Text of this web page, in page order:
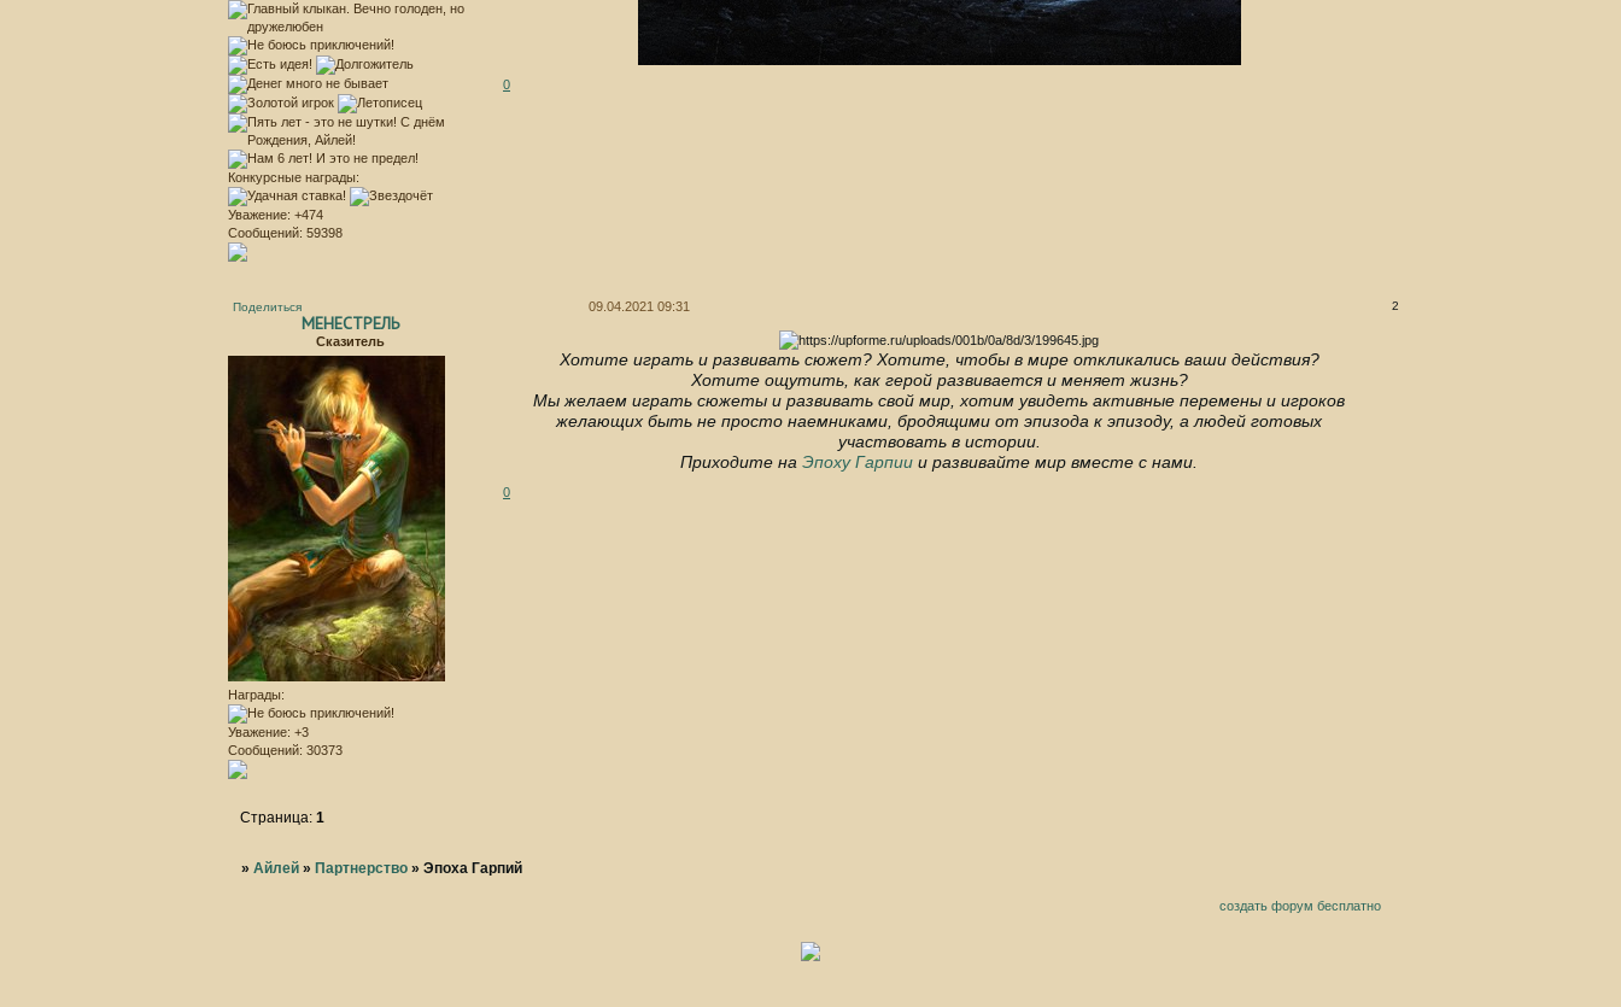
Конкурсные награды:
Уважение: +474
Сообщений: 59398
0
Поделиться 2
09.04.2021 09:31
МЕНЕСТРЕЛЬ
Сказитель
Награды:
Уважение: +3
Сообщений: 30373
Хотите играть и развивать сюжет? Хотите, чтобы в мире откликались ваши действия?
Хотите ощутить, как герой развивается и меняет жизнь?
Мы желаем играть сюжеты и развивать свой мир, хотим увидеть активные перемены и игроков
желающих быть не просто наемниками, бродящими от эпизода к эпизоду, а людей готовых
участвовать в истории.
Приходите на Эпоху Гарпии и развивайте мир вместе с нами.
0
Страница:1
»Айлей »Партнерство »Эпоха Гарпий
создать форум бесплатно